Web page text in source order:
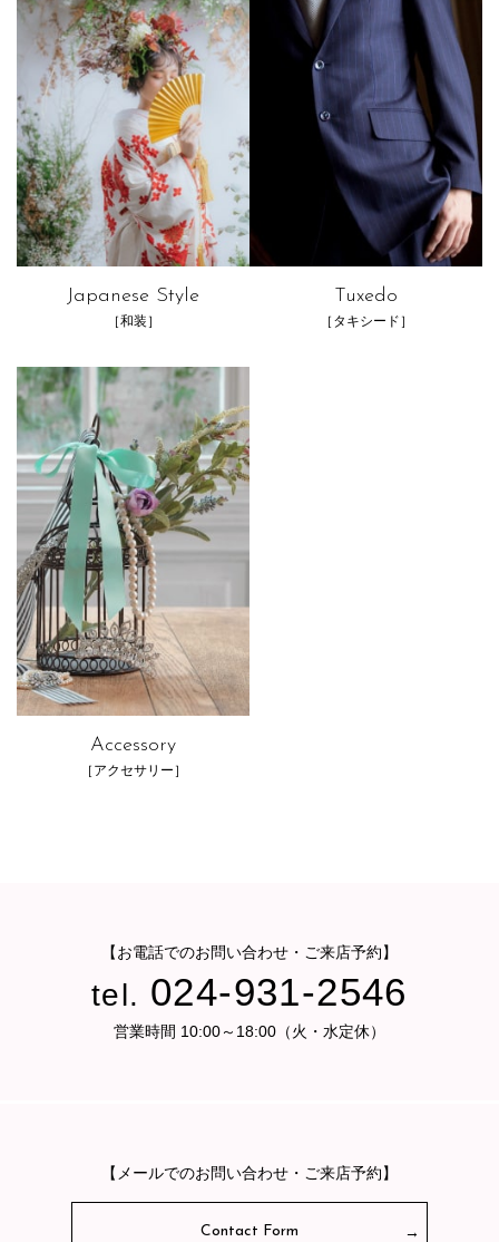
Japanese Style
［和装］
Tuxedo
［タキシード］
Accessory
［アクセサリー］
【お電話でのお問い合わせ・ご来店予約】
tel. 024-931-2546
営業時間 10:00～18:00（火・水定休）
【メールでのお問い合わせ・ご来店予約】
Contact Form